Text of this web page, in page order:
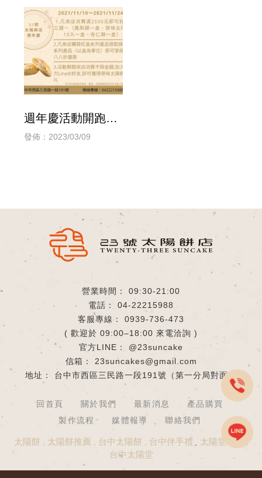
週年慶活動開跑
囉！
發佈：2023/03/09
09:30-21:00
04-22215988
0939-736-473
( 歡迎於 09:00–18:00 來電洽詢 )
@23suncake
23suncakes@gmail.com
台中市西區三民路一段191號
回首頁 關於我們 最新消息
產品購買
製作流程
媒體報導 聯絡我們
太陽餅 太陽餅推薦 台中太陽餅 台中伴手禮
太陽堂老店
台中太陽堂